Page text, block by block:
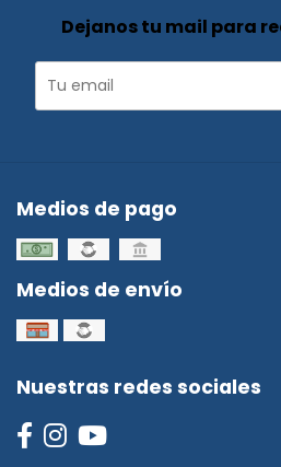
Dejanos tu mail para
Medios de pago
Medios de envío
Nuestras redes sociales